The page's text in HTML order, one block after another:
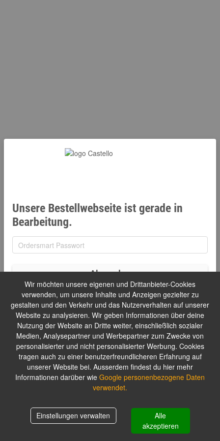
Wir möchten unsere eigenen und Drittanbieter-Cookies
verwenden, um unsere Inhalte und Anzeigen gezielter zu
gestalten und den Verkehr und das Nutzerverhalten auf unserer
Website zu analysieren. Wir geben Informationen über deine
Nutzung der Website an Dritte weiter, einschließlich sozialer
Medien, Analysepartner und Werbepartner zum Zwecke von
personalisierter und nicht personalisierter Werbung. Cookies
tragen auch zu einer benutzerfreundlicheren Erfahrung auf
unserer Website bei. Ausserdem findest du hier mehr
Informationen darüber wie Google personenbezogene Daten
verwendet.
Einstellungen verwalten
Alle
akzeptieren
Unsere Bestellwebseite ist gerade in
Bearbeitung.
Absenden